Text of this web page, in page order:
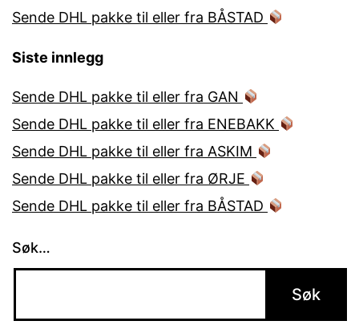
Sende DHL pakke til eller fra BÅSTAD
Siste innlegg
Sende DHL pakke til eller fra GAN
Sende DHL pakke til eller fra ENEBAKK
Sende DHL pakke til eller fra ASKIM
Sende DHL pakke til eller fra ØRJE
Sende DHL pakke til eller fra BÅSTAD
Søk…